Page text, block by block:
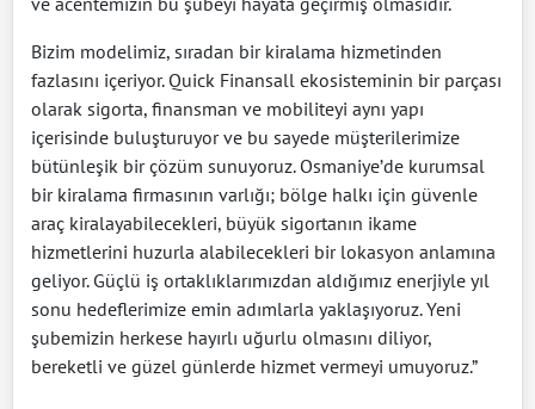
Bizim modelimiz, sıradan bir kiralama hizmetinden
fazlasını içeriyor. Quick Finansall ekosisteminin bir parçası
olarak sigorta, finansman ve mobiliteyi aynı yapı
içerisinde buluşturuyor ve bu sayede müşterilerimize
bütünleşik bir çözüm sunuyoruz. Osmaniye’de kurumsal
bir kiralama firmasının varlığı; bölge halkı için güvenle
araç kiralayabilecekleri, büyük sigortanın ikame
hizmetlerini huzurla alabilecekleri bir lokasyon anlamına
geliyor. Güçlü iş ortaklıklarımızdan aldığımız enerjiyle yıl
sonu hedeflerimize emin adımlarla yaklaşıyoruz. Yeni
şubemizin herkese hayırlı uğurlu olmasını diliyor,
bereketli ve güzel günlerde hizmet vermeyi umuyoruz.”